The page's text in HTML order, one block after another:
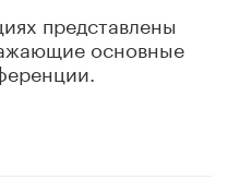
представлены
основные